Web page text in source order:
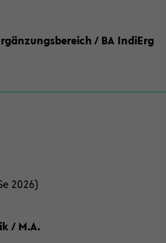
/ BA IndiErg
2026)
/ M.A.